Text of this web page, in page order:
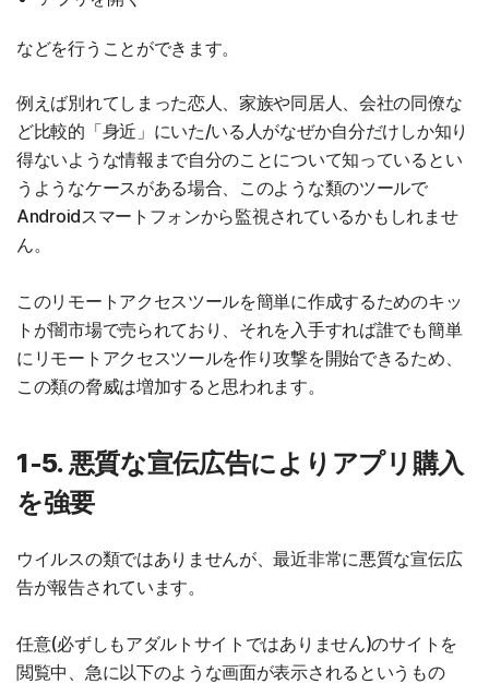
などを行うことができます。
例えば別れてしまった恋人、家族や同居人、会社の同僚な
ど比較的「身近」にいた/いる人がなぜか自分だけしか知り
得ないような情報まで自分のことについて知っているとい
うようなケースがある場合、このような類のツールで
Androidスマートフォンから監視されているかもしれませ
ん。
このリモートアクセスツールを簡単に作成するためのキッ
トが闇市場で売られており、それを入手すれば誰でも簡単
にリモートアクセスツールを作り攻撃を開始できるため、
この類の脅威は増加すると思われます。
1-5. 悪質な宣伝広告によりアプリ購入
を強要
ウイルスの類ではありませんが、最近非常に悪質な宣伝広
告が報告されています。
任意(必ずしもアダルトサイトではありません)のサイトを
閲覧中、急に以下のような画面が表示されるというもの